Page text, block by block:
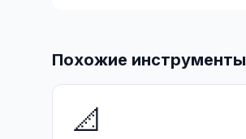
Похожие инструменты
📐